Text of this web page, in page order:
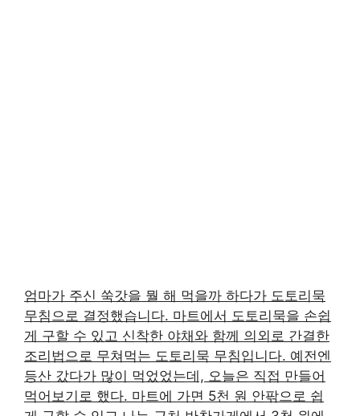
엄마가 주신 쑥갓을 뭘 해 먹을까 하다가 도토리묵
무침으로 결정했습니다. 마트에서 도토리묵을 손쉽
게 구할 수 있고 신착한 야채와 함께 의외로 간결한
조리법으로 무쳐먹는 도토리묵 무침입니다. 예전엔
등산 갔다가 많이 먹었었는데, 오늘은 직접 만들어
먹어보기로 했다. 마트에 가면 5천 원 안팎으로 쉽